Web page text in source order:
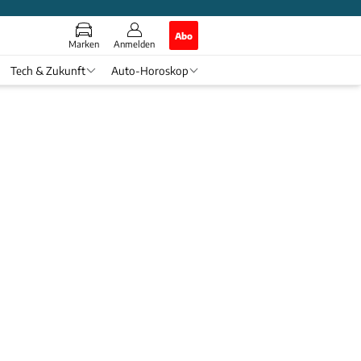
Marken Anmelden
Abo
Tech & Zukunft Auto-Horoskop